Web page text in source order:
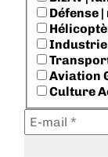
Défense
Industrie
Aviation
Culture